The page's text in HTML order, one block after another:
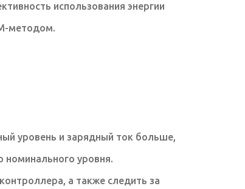
использования энергии
методом.
уровень и зарядный ток больше,
уровня.
а также следить за